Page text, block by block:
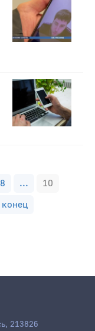
8 ...
10
213826